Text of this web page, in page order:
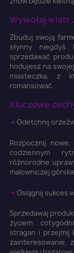
Wywołaj wiatr
Zbuduj swoją
słynny niegdyś
sprzedawać
hodujesz na
miasteczka, z
romansować.
Kluczowe
➜ Odetchnij
Rozpocznij
codziennym
różnorodne
malowniczej
➜ Osiągnij sukces
Sprzedawaj
życiem
stragan i przejmij
zainteresowanie,
Zaloguj